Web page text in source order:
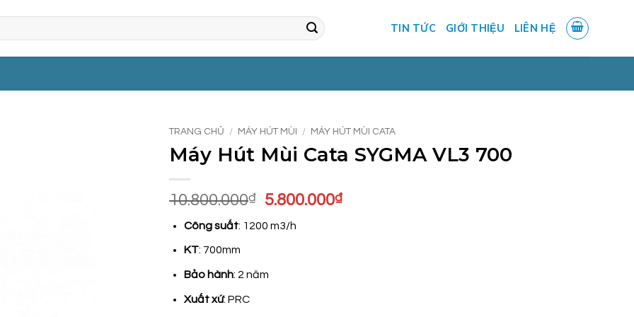
TIN TỨC GIỚI THIỆU LIÊN HỆ
TRANG CHỦ / MÁY HÚT MÙI / MÁY HÚT MÙI CATA
Máy Hút Mùi Cata SYGMA VL3 700
10.800.000₫
Giá
là:
5.800.000₫Giá
Công suất: 1200 m3/h
KT: 700mm
Bảo hành: 2 năm
Xuất xứ: PRC